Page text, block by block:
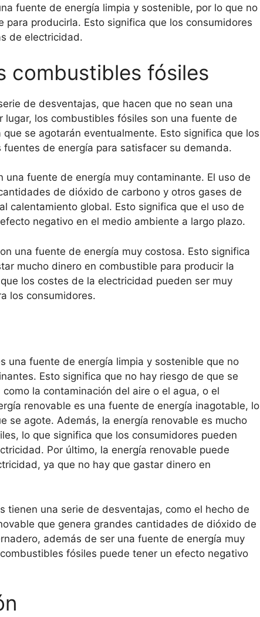
fuente de energía limpia y sostenible, por lo que no
producirla. Esto significa que los consumidores
de electricidad.
combustibles fósiles
de desventajas, que hacen que no sean una
lugar, los combustibles fósiles son una fuente de
se agotarán eventualmente. Esto significa que los
de energía para satisfacer su demanda.
fuente de energía muy contaminante. El uso de
de dióxido de carbono y otros gases de
calentamiento global. Esto significa que el uso de
negativo en el medio ambiente a largo plazo.
una fuente de energía muy costosa. Esto significa
mucho dinero en combustible para producir la
los costes de la electricidad pueden ser muy
los consumidores.
una fuente de energía limpia y sostenible que no
Esto significa que no hay riesgo de que se
la contaminación del aire o el agua, o el
renovable es una fuente de energía inagotable, lo
se agote. Además, la energía renovable es mucho
lo que significa que los consumidores pueden
Por último, la energía renovable puede
ya que no hay que gastar dinero en
tienen una serie de desventajas, como el hecho de
que genera grandes cantidades de dióxido de
además de ser una fuente de energía muy
fósiles puede tener un efecto negativo